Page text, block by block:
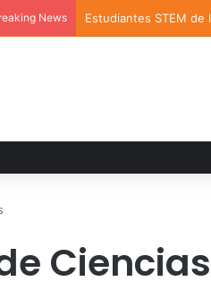
News Estudiantes STEM de
Ciencias